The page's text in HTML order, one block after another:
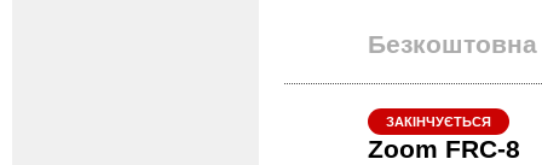
Безкоштовна
ЗАКІНЧУЄТЬСЯ
Zoom FRC-8